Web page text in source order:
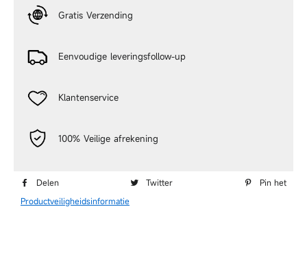
Gratis Verzending
Eenvoudige leveringsfollow-up
Klantenservice
100% Veilige afrekening
Delen Delen op Facebook Twitter Twitteren op Twitter Pin het
Productveiligheidsinformatie